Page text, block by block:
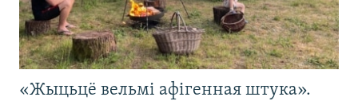
«Жыцьцё вельмі афігенная штука».